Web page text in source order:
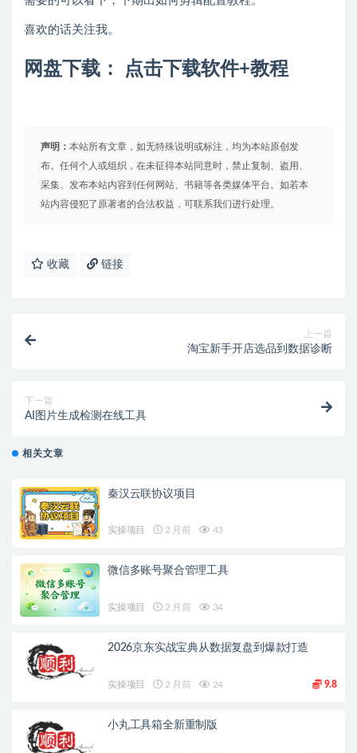
喜欢的话关注我。
网盘下载： 点击下载软件+教程
声明： 本站所有文章，如无特殊说明或标注，均为本站原创发
布。任何个人或组织，在未征得本站同意时，禁止复制、盗用、
采集、发布本站内容到任何网站、书籍等各类媒体平台。如若本
站内容侵犯了原著者的合法权益，可联系我们进行处理。
收藏 链接
上一篇
淘宝新手开店选品到数据诊断
下一篇
AI图片生成检测在线工具
相关文章
秦汉云联协议项目
实操项目 2 月前 43
微信多账号聚合管理工具
实操项目 2 月前 34
2026京东实战宝典从数据复盘到爆款打造
实操项目 2 月前 24 9.8
小丸工具箱全新重制版